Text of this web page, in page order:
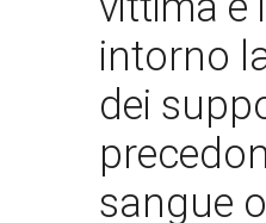
intorno
dei
sangue